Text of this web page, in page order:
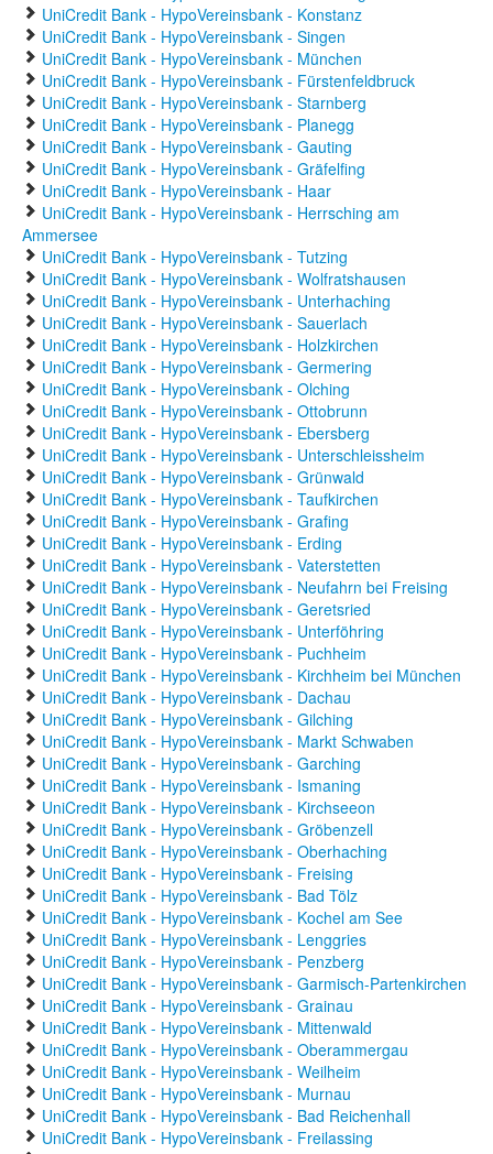
UniCredit Bank - HypoVereinsbank - Konstanz
UniCredit Bank - HypoVereinsbank - Singen
UniCredit Bank - HypoVereinsbank - München
UniCredit Bank - HypoVereinsbank - Fürstenfeldbruck
UniCredit Bank - HypoVereinsbank - Starnberg
UniCredit Bank - HypoVereinsbank - Planegg
UniCredit Bank - HypoVereinsbank - Gauting
UniCredit Bank - HypoVereinsbank - Gräfelfing
UniCredit Bank - HypoVereinsbank - Haar
UniCredit Bank - HypoVereinsbank - Herrsching am
Ammersee
UniCredit Bank - HypoVereinsbank - Tutzing
UniCredit Bank - HypoVereinsbank - Wolfratshausen
UniCredit Bank - HypoVereinsbank - Unterhaching
UniCredit Bank - HypoVereinsbank - Sauerlach
UniCredit Bank - HypoVereinsbank - Holzkirchen
UniCredit Bank - HypoVereinsbank - Germering
UniCredit Bank - HypoVereinsbank - Olching
UniCredit Bank - HypoVereinsbank - Ottobrunn
UniCredit Bank - HypoVereinsbank - Ebersberg
UniCredit Bank - HypoVereinsbank - Unterschleissheim
UniCredit Bank - HypoVereinsbank - Grünwald
UniCredit Bank - HypoVereinsbank - Taufkirchen
UniCredit Bank - HypoVereinsbank - Grafing
UniCredit Bank - HypoVereinsbank - Erding
UniCredit Bank - HypoVereinsbank - Vaterstetten
UniCredit Bank - HypoVereinsbank - Neufahrn bei Freising
UniCredit Bank - HypoVereinsbank - Geretsried
UniCredit Bank - HypoVereinsbank - Unterföhring
UniCredit Bank - HypoVereinsbank - Puchheim
UniCredit Bank - HypoVereinsbank - Kirchheim bei München
UniCredit Bank - HypoVereinsbank - Dachau
UniCredit Bank - HypoVereinsbank - Gilching
UniCredit Bank - HypoVereinsbank - Markt Schwaben
UniCredit Bank - HypoVereinsbank - Garching
UniCredit Bank - HypoVereinsbank - Ismaning
UniCredit Bank - HypoVereinsbank - Kirchseeon
UniCredit Bank - HypoVereinsbank - Gröbenzell
UniCredit Bank - HypoVereinsbank - Oberhaching
UniCredit Bank - HypoVereinsbank - Freising
UniCredit Bank - HypoVereinsbank - Bad Tölz
UniCredit Bank - HypoVereinsbank - Kochel am See
UniCredit Bank - HypoVereinsbank - Lenggries
UniCredit Bank - HypoVereinsbank - Penzberg
UniCredit Bank - HypoVereinsbank - Garmisch-Partenkirchen
UniCredit Bank - HypoVereinsbank - Grainau
UniCredit Bank - HypoVereinsbank - Mittenwald
UniCredit Bank - HypoVereinsbank - Oberammergau
UniCredit Bank - HypoVereinsbank - Weilheim
UniCredit Bank - HypoVereinsbank - Murnau
UniCredit Bank - HypoVereinsbank - Bad Reichenhall
UniCredit Bank - HypoVereinsbank - Freilassing